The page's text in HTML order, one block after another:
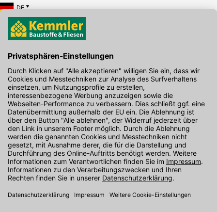
DE
Hier gibt's die kostenlose App
Kontakt
Unser Onlineshop Team ist montags bis freitags von 08:00 - 17:00
Uhr unter der Telefonnummer07071 / 151-151für Sie erreichbar.
Alternativ können Sie unser Kontaktformular nutzen.
Den Kontakt direkt in unsere Niederlassungen finden Sie